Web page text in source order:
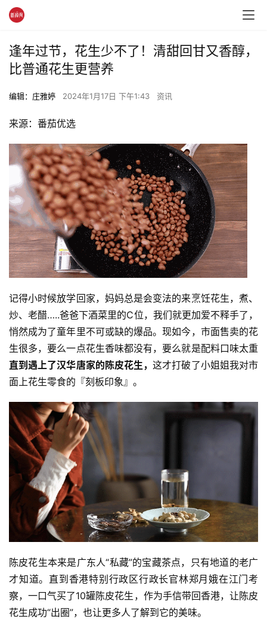
逢年过节，花生少不了！清甜回甘又香醇，
比普通花生更营养
编辑：庄雅婷 2024年1月17日 下午1:43 资讯
来源：番茄优选
记得小时候放学回家，妈妈总是会变法的来烹饪花生，煮、
炒、老醋…..爸爸下酒菜里的C位，我们就更加爱不释手了，
悄然成为了童年里不可或缺的爆品。现如今，市面售卖的花
生很多，要么一点花生香味都没有，要么就是配料口味太重
直到遇上了汉华唐家的陈皮花生，这才打破了小姐姐我对市
面上花生零食的『刻板印象』。
陈皮花生本来是广东人“私藏”的宝藏茶点，只有地道的老广
才知道。直到香港特别行政区行政长官林郑月娥在江门考
察，一口气买了10罐陈皮花生，作为手信带回香港，让陈皮
花生成功“出圈”，也让更多人了解到它的美味。